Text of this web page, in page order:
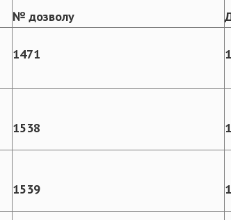
№ дозволу
1471 1
1538
1539